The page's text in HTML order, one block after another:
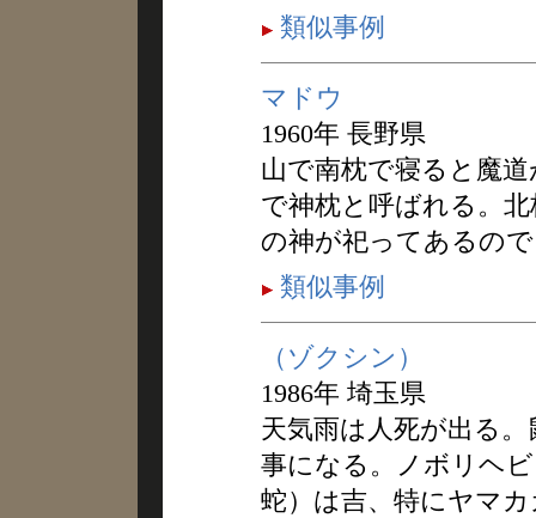
類似事例
マドウ
1960年 長野県
山で南枕で寝ると魔
で神枕と呼ばれる。
の神が祀ってあるの
類似事例
（ゾクシン）
1986年 埼玉県
天気雨は人死が出る
事になる。ノボリヘ
蛇）は吉、特にヤマ